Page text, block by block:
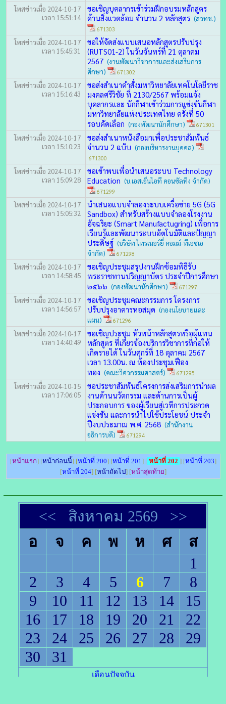
โพสข่าวเมื่อ 2024-10-17
เวลา 15:51:14
ขอเชิญบุคลากรเข้าร่วมฝึกอบรมหลักสูตร
ด้านสิ่งแวดล้อม จำนวน 2 หลักสูตร (สวทช.)
671303
โพสข่าวเมื่อ 2024-10-17
เวลา 15:45:31
ขอให้จัดส่งแบบเสนอหลักสูตรปรับปรุง
(RUTS01-2) ในวันจันทร์ที่ 21 ตุลาคม
2567 (งานพัฒนาวิชาการและส่งเสริมการ
ศึกษา)
671302
โพสข่าวเมื่อ 2024-10-17
เวลา 15:16:43
ขอส่งสำเนาคำสั่งมหาวิทยาลัยเทคโนโลยีราช
มงคลศรีวิชัย ที่ 2130/2567 พร้อมแจ้ง
บุคลากรและ นักกีฬาเข้าร่วมการแข่งขันกีฬา
มหาวิทยาลัยแห่งประเทศไทย ครั้งที่ 50
รอบคัดเลือก (กองพัฒนานักศึกษา) 671301
โพสข่าวเมื่อ 2024-10-17
เวลา 15:10:23
ขอส่งสำเนาหนังสือมาเพื่อประชาสัมพันธ์
จำนวน 2 ฉบับ (กองบริหารงานบุคคล)
671300
โพสข่าวเมื่อ 2024-10-17
เวลา 15:09:28
ขอเข้าพบเพื่อนำเสนอระบบ Technology
Education (บ.เอสเอ็นไอที คอนซัลทิง จำกัด)
671299
โพสข่าวเมื่อ 2024-10-17
เวลา 15:05:32
นำเสนอแบบจำลองระบบเครื่อข่าย 5G (5G
Sandbox) สำหรับสร้างแบบจำลองโรงงาน
อัจฉริยะ (Smart Manufactugring) เพื่อการ
เรียนรู้และพัฒนาระบบอัตโนมัติและปัญญา
ประดิษฐ์ (บริษัท ไทรเนอร์ยี่ คอมม์-ทีเอชเอ
จำกัด)
671298
โพสข่าวเมื่อ 2024-10-17
เวลา 14:58:45
ขอเชิญประชุมสรุปงานฝึกซ้อมพิธีรับ
พระราชทานปริญญาบัตร ประจำปีการศึกษา
๒๕๖๖ (กองพัฒนานักศึกษา) 671297
โพสข่าวเมื่อ 2024-10-17
เวลา 14:56:57
ขอเชิญประชุมคณะกรรมการ โครงการ
ปรับปรุงอาคารหอสมุด (กองนโยบายและ
แผน)
671296
โพสข่าวเมื่อ 2024-10-17
เวลา 14:40:49
ขอเชิญประชุม หัวหน้าหลักสูตรหรือผู้แทน
หลักสูตร ที่เกี่ยวข้องบริการวิชาการที่ก่อให้
เกิดรายได้ ในวันศุกร์ที่ 18 ตุลาคม 2567
เวลา 13.00น. ณ ห้องประชุมเฟือง
ทอง (คณะวิศวกรรมศาสตร์) 671295
โพสข่าวเมื่อ 2024-10-15
เวลา 17:06:05
ขอประชาสัมพันธ์โครงการส่งเสริมการนำผล
งานด้านนวัตกรรม และด้านการเป็นผู้
ประกอบการ ของผู้เรียนสู่เวทีการประกวด
แข่งขัน และการนำไปใช้ประโยชน์ ประจำ
ปีงบประมาณ พ.ศ. 2568 (สำนักงาน
อธิการบดี)
671294
[หน้าแรก] [หน้าก่อนนี้] [หน้าที่ 200] [หน้าที่ 201] [หน้าที่ 202 ] [หน้าที่ 203]
[หน้าที่ 204] [หน้าถัดไป] [หน้าสุดท้าย]